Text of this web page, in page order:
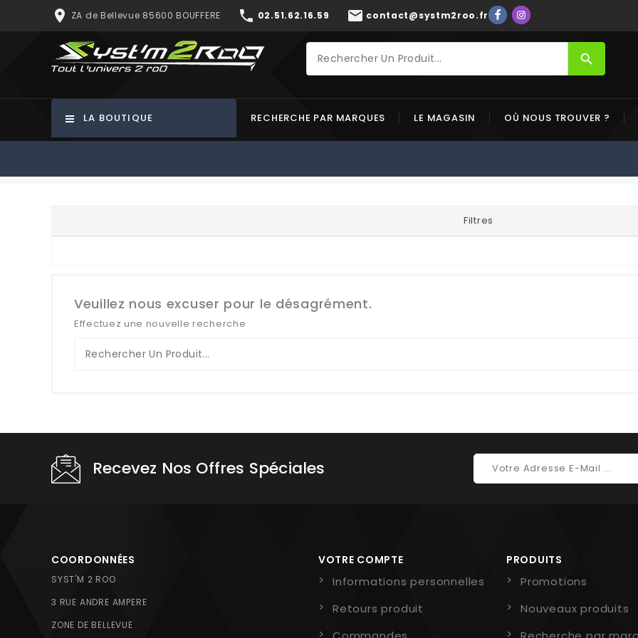
place ZA de Bellevue 85600 BOUFFERE phone 02.51.62.16.59 mail contact@systm2roo.fr
search
LA BOUTIQUE RECHERCHE PAR MARQUES LE MAGASIN OÙ NOUS TROUVER ?
Filtres
Veuillez nous excuser pour le désagrément.
Effectuez une nouvelle recherche
Recevez Nos Offres Spéciales
COORDONNÉES
SYST'M 2 ROO
3 RUE ANDRE AMPERE
ZONE DE BELLEVUE
VOTRE COMPTE
Informations personnelles
Retours produit
PRODUITS
Promotions
Nouveaux produits